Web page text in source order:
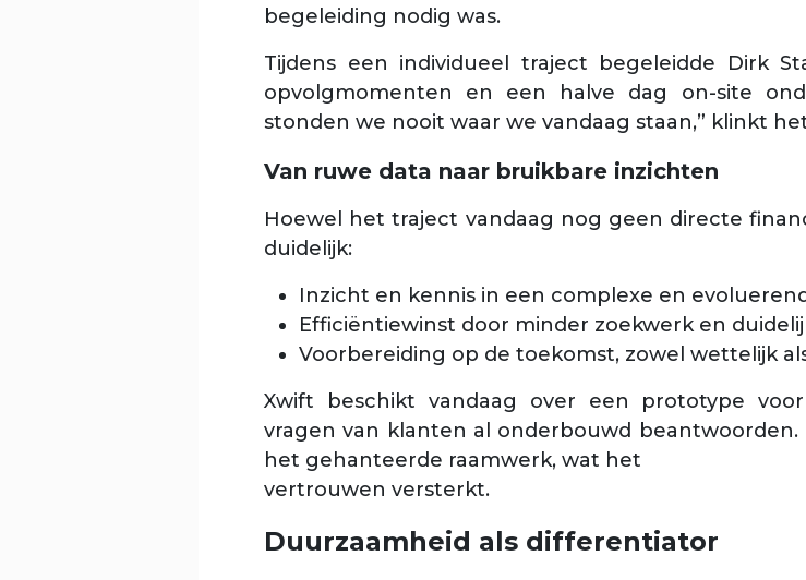
begeleiding nodig was.
Tijdens een individueel traject begeleidde Dirk
opvolgmomenten en een halve dag on-site
stonden we nooit waar we vandaag staan,” klinkt
Van ruwe data naar bruikbare inzichten
Hoewel het traject vandaag nog geen directe
duidelijk:
Inzicht en kennis in een complexe en
Efficiëntiewinst door minder zoekwerk en
Voorbereiding op de toekomst, zowel wettelijk
Xwift beschikt vandaag over een prototype
vragen van klanten al onderbouwd
het gehanteerde raamwerk, wat het
vertrouwen versterkt.
Duurzaamheid als differentiator